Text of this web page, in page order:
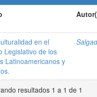
en el
Legislativo de los
Latinoamericanos y
resultados 1 a 1 de 1